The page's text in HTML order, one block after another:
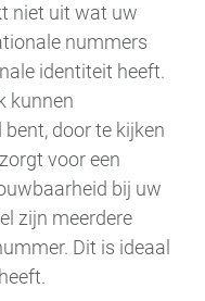
niet uit wat uw
nummers
identiteit heeft.
kunnen
door te kijken
voor een
bij uw
zijn meerdere
Dit is ideaal